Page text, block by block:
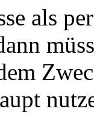
als